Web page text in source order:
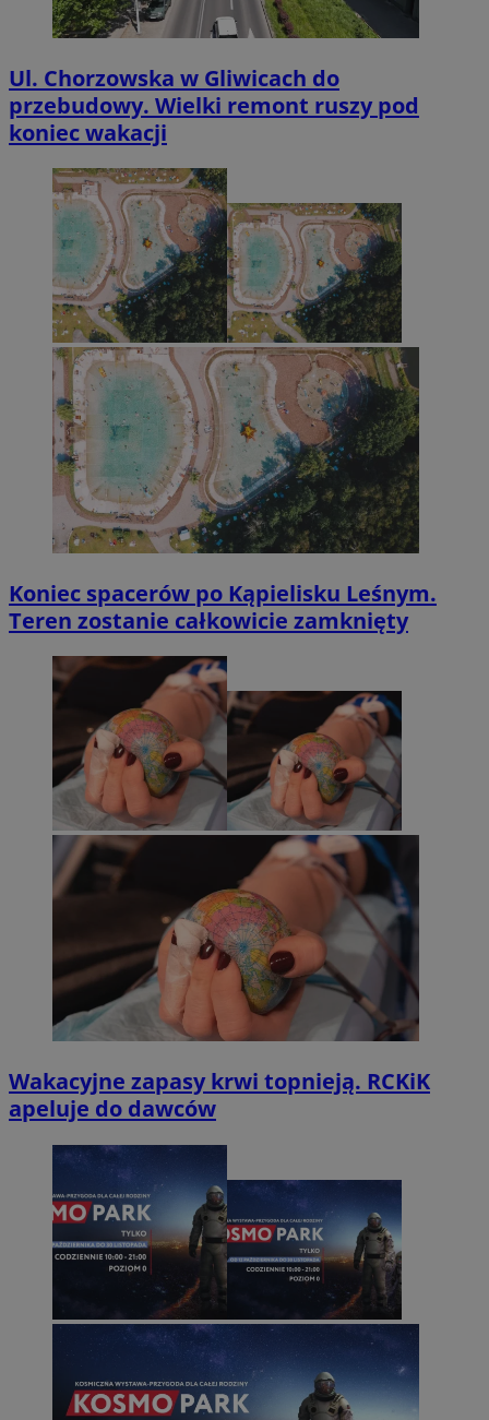
Ul. Chorzowska w Gliwicach do
przebudowy. Wielki remont ruszy pod
koniec wakacji
Koniec spacerów po Kąpielisku Leśnym.
Teren zostanie całkowicie zamknięty
Wakacyjne zapasy krwi topnieją. RCKiK
apeluje do dawców